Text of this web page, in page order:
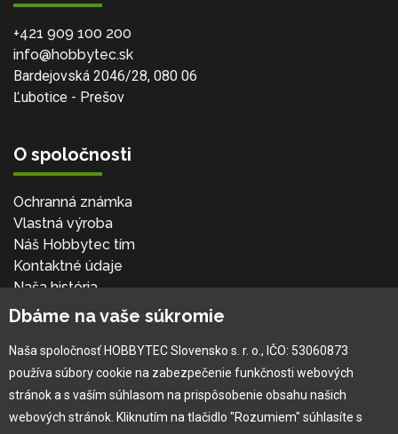
+421 909 100 200
info@hobbytec.sk
Bardejovská 2046/28, 080 06
Ľubotice - Prešov
O spoločnosti
Ochranná známka
Vlastná výroba
Náš Hobbytec tím
Kontaktné údaje
Naša história
Kariéra
Pre zákazníka
Garancia najlepšej ceny
Dbáme na vaše súkromie
Naša spoločnosť HOBBYTEC Slovensko s. r. o., IČO: 53060873
používa súbory cookie na zabezpečenie funkčnosti webových
stránok a s vaším súhlasom na prispôsobenie obsahu našich
webových stránok. Kliknutím na tlačidlo "Rozumiem" súhlasíte s